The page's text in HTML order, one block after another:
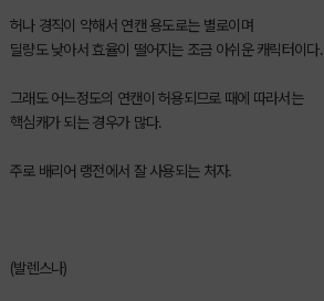
허나 경직이 약해서 연캔 용도로는 별로이며
딜량도 낮아서 효율이 떨어지는 조금 아쉬운 캐릭터이다.
그래도 어느정도의 연캔이 허용되므로 때에 따라서는
핵심캐가 되는 경우가 많다.
주로 배리어 랭전에서 잘 사용되는 처자.
(발렌스나)